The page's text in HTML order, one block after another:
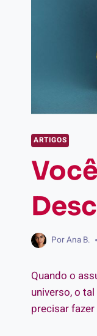
ARTIGOS
PorAna B.
Quando o
universo, o
precisar